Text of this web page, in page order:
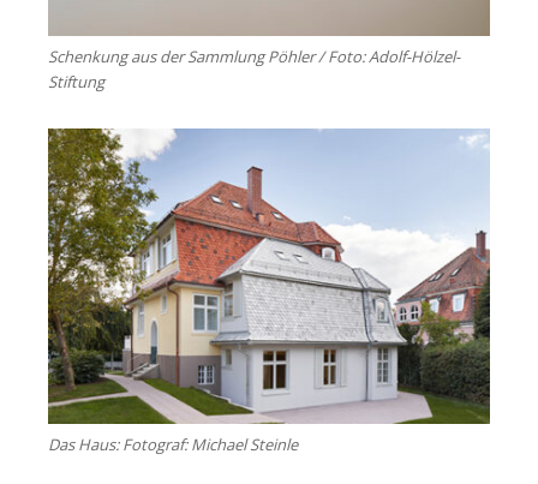
Schenkung aus der Sammlung Pöhler / Foto: Adolf-Hölzel-
Stiftung
Das Haus: Fotograf: Michael Steinle